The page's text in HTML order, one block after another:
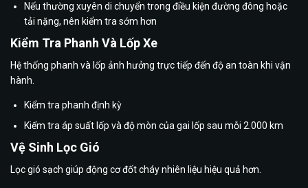
Nếu thường xuyên di chuyển trong điều kiện đường đông hoặc
tải nặng, nên kiểm tra sớm hơn
Kiểm Tra Phanh Và Lốp Xe
Hệ thống phanh và lốp ảnh hưởng trực tiếp đến độ an toàn khi vận
hành.
Kiểm tra phanh định kỳ
Kiểm tra áp suất lốp và độ mòn của gai lốp sau mỗi 2.000 km
Vệ Sinh Lọc Gió
Lọc gió sạch giúp động cơ đốt cháy nhiên liệu hiệu quả hơn.